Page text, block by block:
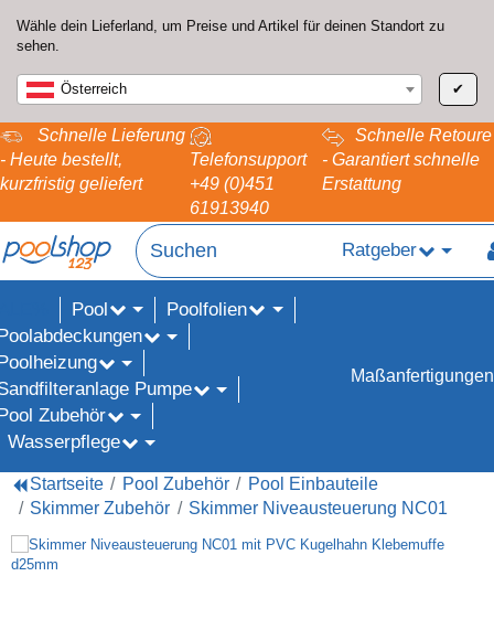
Wähle dein Lieferland, um Preise und Artikel für deinen Standort zu
sehen.
Österreich ✔
Schnelle Lieferung
- Heute bestellt,
kurzfristig geliefert
Telefonsupport
+49 (0)451
61913940
Schnelle Retoure
- Garantiert schnelle
Erstattung
Ratgeber
Pool
Poolfolien
Pumpe
Zubehör
Wasserpflege
Maßanfertigungen
Startseite Pool Zubehör
Pool Einbauteile
Skimmer Zubehör
Skimmer Niveausteuerung NC01